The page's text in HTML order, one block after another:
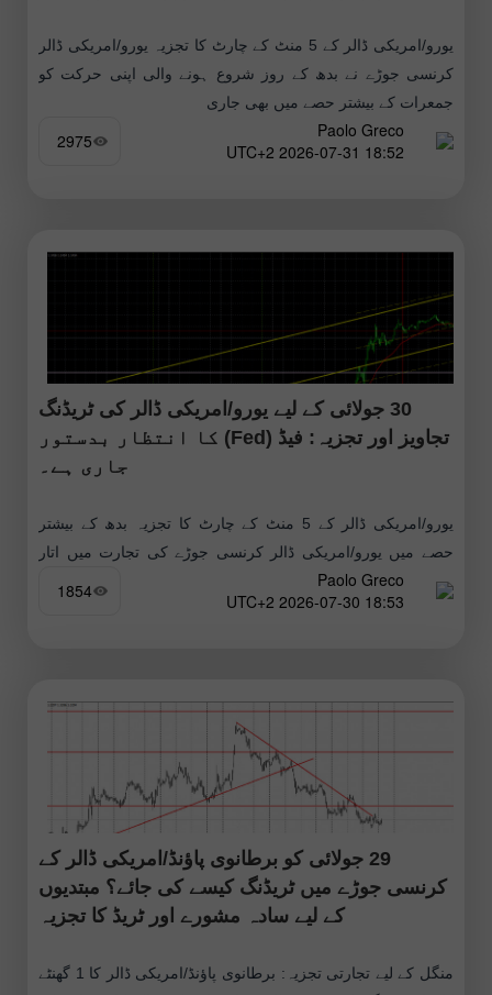
یورو/امریکی ڈالر کے 5 منٹ کے چارٹ کا تجزیہ یورو/امریکی ڈالر
کرنسی جوڑے نے بدھ کے روز شروع ہونے والی اپنی حرکت کو
جمعرات کے بیشتر حصے میں بھی جاری
Paolo Greco
18:52 2026-07-31 UTC+2
2975
30 جولائی کے لیے یورو/امریکی ڈالر کی ٹریڈنگ
تجاویز اور تجزیہ: فیڈ (Fed) کا انتظار بدستور
جاری ہے۔
یورو/امریکی ڈالر کے 5 منٹ کے چارٹ کا تجزیہ بدھ کے بیشتر
حصے میں یورو/امریکی ڈالر کرنسی جوڑے کی تجارت میں اتار
چڑھاؤ بہت کم رہا، لیکن
Paolo Greco
18:53 2026-07-30 UTC+2
1854
29 جولائی کو برطانوی پاؤنڈ/امریکی ڈالر کے
کرنسی جوڑے میں ٹریڈنگ کیسے کی جائے؟ مبتدیوں
کے لیے سادہ مشورے اور ٹریڈ کا تجزیہ
منگل کے لیے تجارتی تجزیہ: برطانوی پاؤنڈ/امریکی ڈالر کا 1 گھنٹے